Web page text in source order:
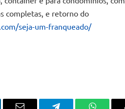
completas, e retorno do
seja-um-franqueado/